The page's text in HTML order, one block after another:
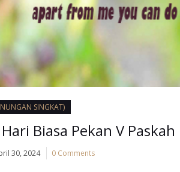
SINGKAT)
Biasa Pekan V Paskah
30, 2024 0 Comments